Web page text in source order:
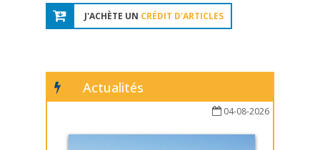
J'ACHÈTE UN CRÉDIT D'ARTICLES
Actualités
04-08-2026